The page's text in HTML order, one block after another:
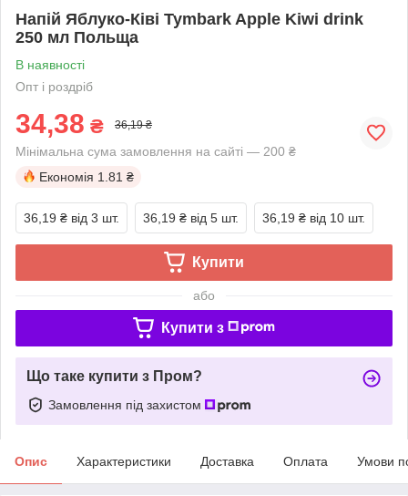
Напій Яблуко-Ківі Tymbark Apple Kiwi drink
250 мл Польща
В наявності
Опт і роздріб
34,38 ₴ 36,19 ₴
Мінімальна сума замовлення на сайті — 200 ₴
Економія 1.81 ₴
36,19 ₴ від 3 шт. 36,19 ₴ від 5 шт. 36,19 ₴ від 10 шт.
Купити
або
Купити з
Що таке купити з Пром?
Замовлення під захистом
Опис Характеристики Доставка Оплата Умови